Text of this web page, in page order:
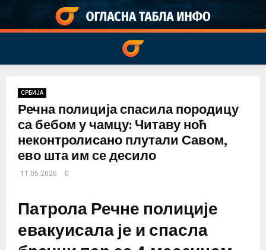
PRIMARY
MENU
СРБИЈА
Речна полиција спасила породицу
са бебом у чамцу: Читаву ноћ
неконтролисано плутали Савом,
ево шта им се десило
11.05.2026 0
Патрола Речне полиције
евакуисала је и спасла